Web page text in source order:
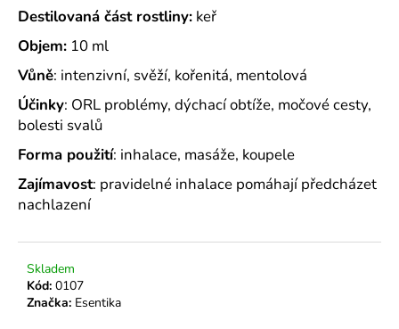
Destilovaná část rostliny: keř
Objem: 10 ml
Vůně: intenzivní, svěží, kořenitá, mentolová
Účinky: ORL problémy, dýchací obtíže, močové cesty,
bolesti svalů
Forma použití: inhalace, masáže, koupele
Zajímavost: pravidelné inhalace pomáhají předcházet
nachlazení
Skladem
Kód: 0107
Značka: Esentika
ÉTERICKÝ
OLEJ
LEVANDULE
159
Kč